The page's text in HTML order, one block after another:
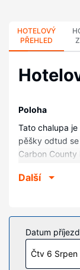
HOTELOVÝ
PŘEHLED
Poloha
Tato chalupa
pěšky odtud
Carbon County
okresu Carbon
V této chatě s
varná deska,
vlastní patio.
trouba a
Další
Datum
Čtv 6 Srpen